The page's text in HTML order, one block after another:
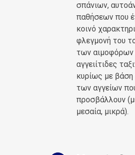
σπάνιων,
παθήσεων που
κοινό
φλεγμονή του
των αιμοφόρων
αγγειίτιδες
κυρίως με βάση
των αγγείων
προσβάλλουν
μεσαία, μικρά).